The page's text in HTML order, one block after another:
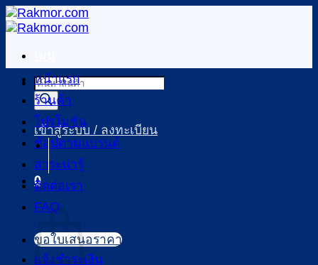
ข้าม
ไป
เนื้อหา
Products
search
เข้าสู่ระบบ / ลงทะเบียน
0
หน้าแรก
ร้านค้า
โปรโมชัน
ช้อปตามแบรนด์
สาระน่ารู้
ติดต่อเรา
FAQ
ขอใบเสนอราคา
แจ้งชำระเงิน